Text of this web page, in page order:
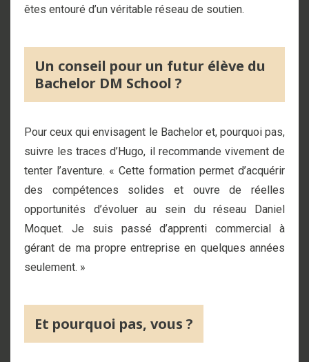
êtes entouré d’un véritable réseau de soutien.
Un conseil pour un futur élève du
Bachelor DM School ?
Pour ceux qui envisagent le Bachelor et, pourquoi pas,
suivre les traces d’Hugo, il recommande vivement de
tenter l’aventure. « Cette formation permet d’acquérir
des compétences solides et ouvre de réelles
opportunités d’évoluer au sein du réseau Daniel
Moquet. Je suis passé d’apprenti commercial à
gérant de ma propre entreprise en quelques années
seulement. »
Et pourquoi pas, vous ?